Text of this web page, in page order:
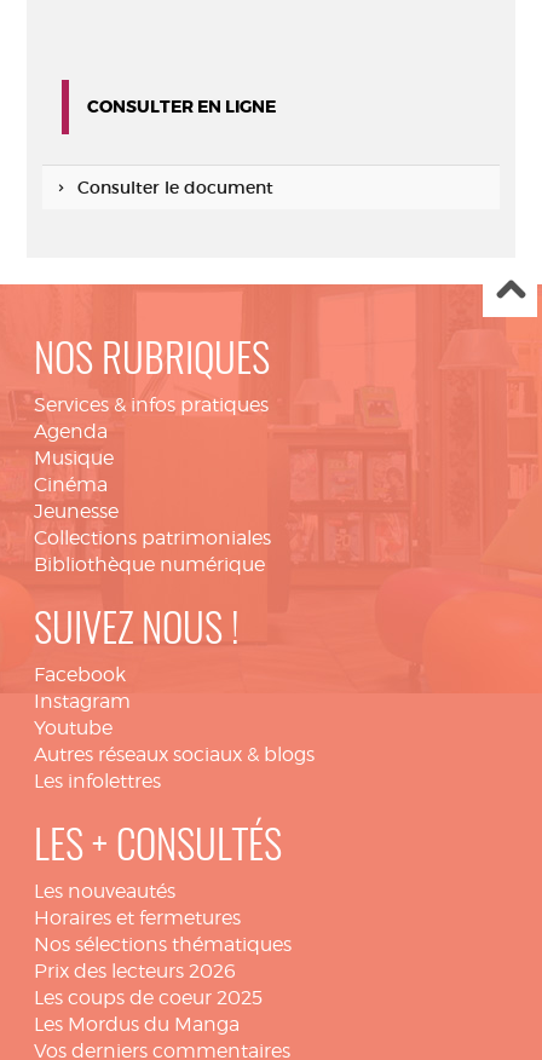
CONSULTER EN LIGNE
Consulter le document
NOS RUBRIQUES
Services & infos pratiques
Agenda
Musique
Cinéma
Jeunesse
Collections patrimoniales
Bibliothèque numérique
SUIVEZ NOUS !
Facebook
Instagram
Youtube
Autres réseaux sociaux & blogs
Les infolettres
LES + CONSULTÉS
Les nouveautés
Horaires et fermetures
Nos sélections thématiques
Prix des lecteurs 2026
Les coups de coeur 2025
Les Mordus du Manga
Vos derniers commentaires